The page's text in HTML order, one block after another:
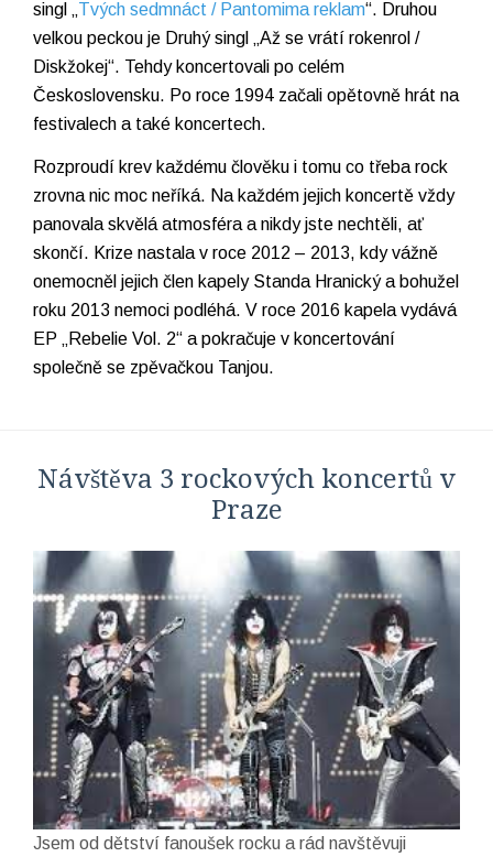
singl „Tvých sedmnáct / Pantomima reklam“. Druhou
velkou peckou je Druhý singl „Až se vrátí rokenrol /
Diskžokej“. Tehdy koncertovali po celém
Československu. Po roce 1994 začali opětovně hrát na
festivalech a také koncertech.
Rozproudí krev každému člověku i tomu co třeba rock
zrovna nic moc neříká. Na každém jejich koncertě vždy
panovala skvělá atmosféra a nikdy jste nechtěli, ať
skončí. Krize nastala v roce 2012 – 2013, kdy vážně
onemocněl jejich člen kapely Standa Hranický a bohužel
roku 2013 nemoci podléhá. V roce 2016 kapela vydává
EP „Rebelie Vol. 2“ a pokračuje v koncertování
společně se zpěvačkou Tanjou.
Návštěva 3 rockových koncertů v
Praze
Jsem od dětství fanoušek rocku a rád navštěvuji